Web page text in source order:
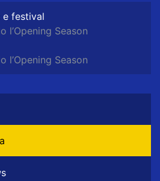
e festival
l’Opening Season
l’Opening Season